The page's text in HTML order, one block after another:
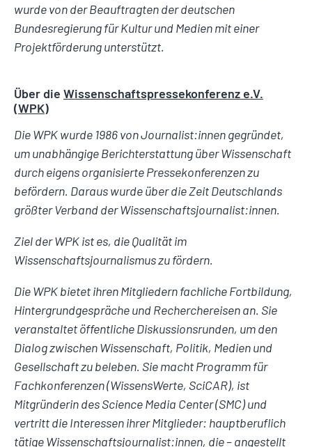
wurde von der Beauftragten der deutschen
Bundesregierung für Kultur und Medien mit einer
Projektförderung unterstützt.
Über die Wissenschaftspressekonferenz e.V.
(WPK)
Die WPK wurde 1986 von Journalist:innen gegründet,
um unabhängige Berichterstattung über Wissenschaft
durch eigens organisierte Pressekonferenzen zu
befördern. Daraus wurde über die Zeit Deutschlands
größter Verband der Wissenschaftsjournalist:innen.
Ziel der WPK ist es, die Qualität im
Wissenschaftsjournalismus zu fördern.
Die WPK bietet ihren Mitgliedern fachliche Fortbildung,
Hintergrundgespräche und Recherchereisen an. Sie
veranstaltet öffentliche Diskussionsrunden, um den
Dialog zwischen Wissenschaft, Politik, Medien und
Gesellschaft zu beleben. Sie macht Programm für
Fachkonferenzen (WissensWerte, SciCAR), ist
Mitgründerin des Science Media Center (SMC) und
vertritt die Interessen ihrer Mitglieder: hauptberuflich
tätige Wissenschaftsjournalist:innen, die – angestellt